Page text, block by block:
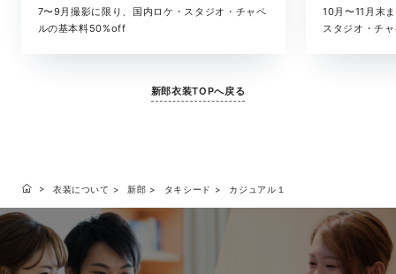
7〜9月撮影に限り、国内ロケ・スタジオ・チャペ
ルの基本料50%off
10月〜11月末
スタジオ・チ
新郎衣装TOPへ戻る
衣装について 新郎 タキシード カジュアル１